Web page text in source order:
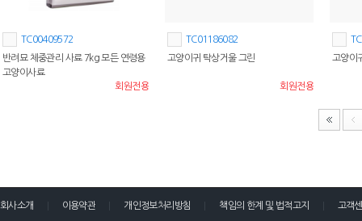
TC00409572
반려묘 체중관리 사료 7kg 모든 연령용
고양이사료
회원전용
TC01186082
고양이귀 탁상거울 그린
회원전용
고양이
회사소개 이용약관 개인정보처리방침 책임의 한계 및 법적고지 고객